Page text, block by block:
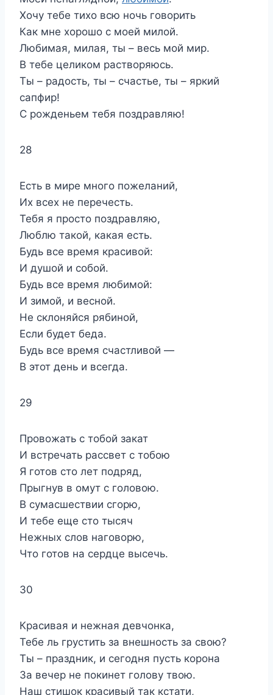
Хочу тебе тихо всю ночь говорить
Как мне хорошо с моей милой.
Любимая, милая, ты – весь мой мир.
В тебе целиком растворяюсь.
Ты – радость, ты – счастье, ты – яркий
сапфир!
С рожденьем тебя поздравляю!
28
Есть в мире много пожеланий,
Их всех не перечесть.
Тебя я просто поздравляю,
Люблю такой, какая есть.
Будь все время красивой:
И душой и собой.
Будь все время любимой:
И зимой, и весной.
Не склоняйся рябиной,
Если будет беда.
Будь все время счастливой —
В этот день и всегда.
29
Провожать с тобой закат
И встречать рассвет с тобою
Я готов сто лет подряд,
Прыгнув в омут с головою.
В сумасшествии сгорю,
И тебе еще сто тысяч
Нежных слов наговорю,
Что готов на сердце высечь.
30
Красивая и нежная девчонка,
Тебе ль грустить за внешность за свою?
Ты – праздник, и сегодня пусть корона
За вечер не покинет голову твою.
Наш стишок красивый так кстати,